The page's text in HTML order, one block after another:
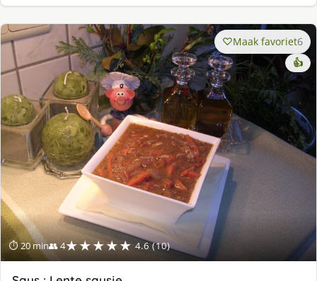
⏱ 20 min👥 4★★★★★ 4.6 (10)
Maak favoriet6
👍